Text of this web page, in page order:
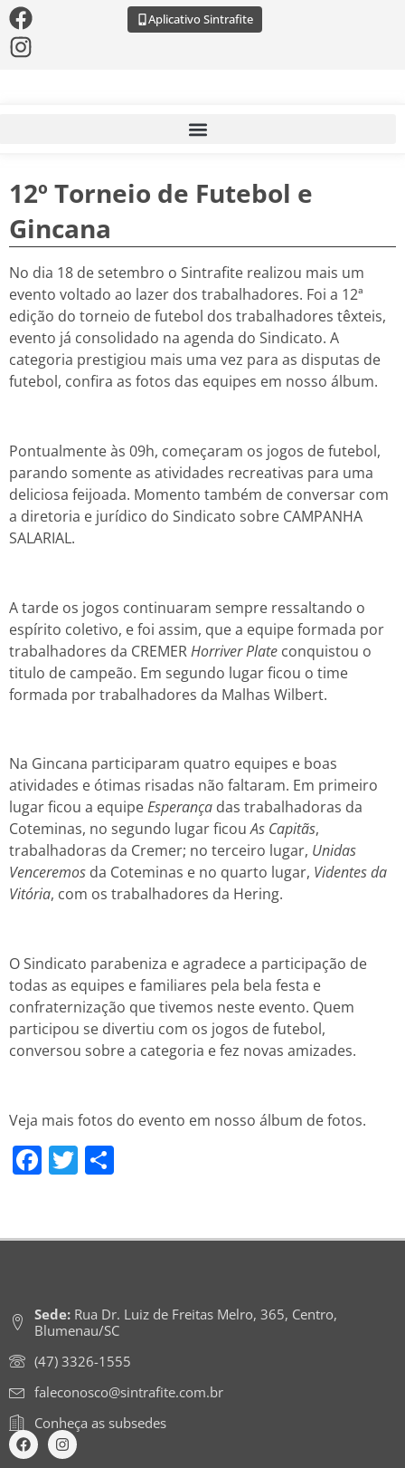
Aplicativo Sintrafite
12º Torneio de Futebol e
Gincana
No dia 18 de setembro o Sintrafite realizou mais um
evento voltado ao lazer dos trabalhadores. Foi a 12ª
edição do torneio de futebol dos trabalhadores têxteis,
evento já consolidado na agenda do Sindicato. A
categoria prestigiou mais uma vez para as disputas de
futebol, confira as fotos das equipes em nosso álbum.
Pontualmente às 09h, começaram os jogos de futebol,
parando somente as atividades recreativas para uma
deliciosa feijoada. Momento também de conversar com
a diretoria e jurídico do Sindicato sobre CAMPANHA
SALARIAL.
A tarde os jogos continuaram sempre ressaltando o
espírito coletivo, e foi assim, que a equipe formada por
trabalhadores da CREMERHorriver Plate conquistou o
titulo de campeão. Em segundo lugar ficou o time
formada por trabalhadores da Malhas Wilbert.
Na Gincana participaram quatro equipes e boas
atividades e ótimas risadas não faltaram. Em primeiro
lugar ficou a equipeEsperança das trabalhadoras da
Coteminas, no segundo lugar ficouAs Capitãs,
trabalhadoras da Cremer; no terceiro lugar, Unidas
Venceremos da Coteminas e no quarto lugar, Videntes da
Vitória, com os trabalhadores da Hering.
O Sindicato parabeniza e agradece a participação de
todas as equipes e familiares pela bela festa e
confraternização que tivemos neste evento. Quem
participou se divertiu com os jogos de futebol,
conversou sobre a categoria e fez novas amizades.
Veja mais fotos do evento em nosso álbum de fotos.
Facebook
Twitter
Sede:Rua Dr. Luiz de Freitas Melro, 365, Centro,
Blumenau/SC
(47) 3326-1555
faleconosco@sintrafite.com.br
Conheça as subsedes